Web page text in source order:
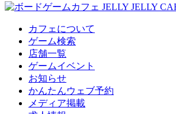
カフェについて
ゲーム検索
店舗一覧
ゲームイベント
お知らせ
かんたんウェブ予約
メディア掲載